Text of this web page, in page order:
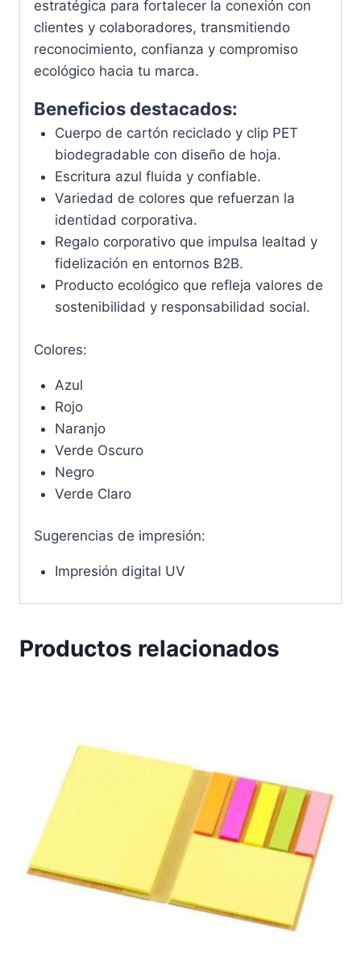
estratégica para fortalecer la conexión con
clientes y colaboradores, transmitiendo
reconocimiento, confianza y compromiso
ecológico hacia tu marca.
Beneficios destacados:
Cuerpo de cartón reciclado y clip PET
biodegradable con diseño de hoja.
Escritura azul fluida y confiable.
Variedad de colores que refuerzan la
identidad corporativa.
Regalo corporativo que impulsa lealtad y
fidelización en entornos B2B.
Producto ecológico que refleja valores de
sostenibilidad y responsabilidad social.
Colores:
Azul
Rojo
Naranjo
Verde Oscuro
Negro
Verde Claro
Sugerencias de impresión:
Impresión digital UV
Productos relacionados